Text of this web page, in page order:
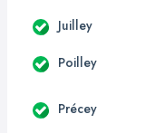
Juilley
Poilley
Précey